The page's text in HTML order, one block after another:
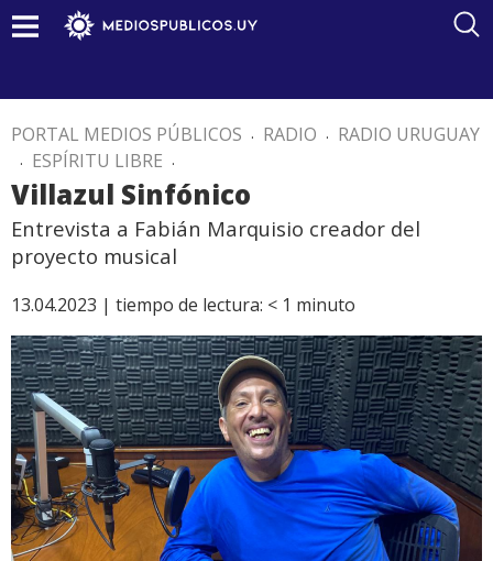
PORTAL MEDIOS PÚBLICOS . RADIO . RADIO URUGUAY
. ESPÍRITU LIBRE .
Villazul Sinfónico
Entrevista a Fabián Marquisio creador del
proyecto musical
13.04.2023 | tiempo de lectura: < 1 minuto